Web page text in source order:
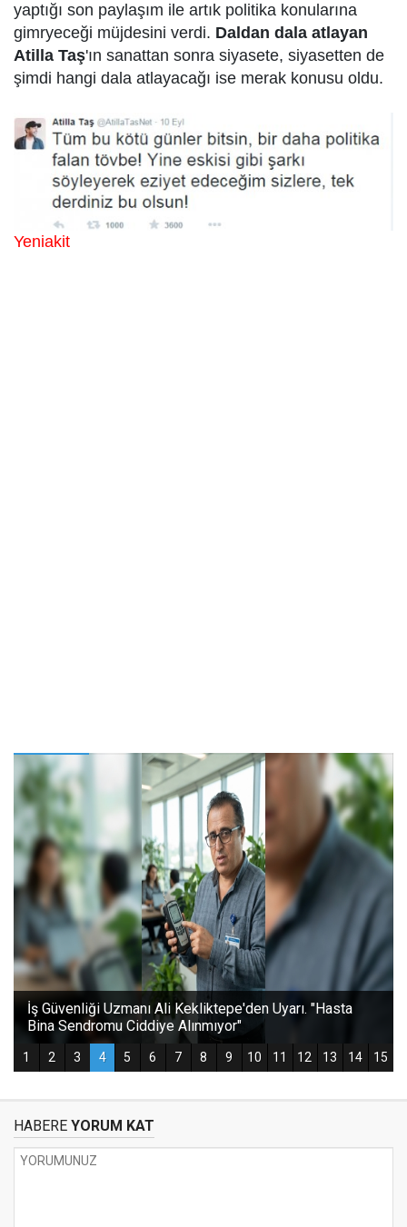
yaptığı son paylaşım ile artık politika konularına
gimryeceği müjdesini verdi. Daldan dala atlayan
Atilla Taş'ın sanattan sonra siyasete, siyasetten de
şimdi hangi dala atlayacağı ise merak konusu oldu.
Yeniakit
HABERE YORUM KAT